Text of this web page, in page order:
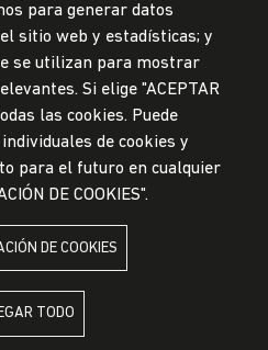
DE
AFILIADA A
para generar datos
sitio web y estadísticas; y
se utilizan para mostrar
Si elige "ACEPTAR
las cookies. Puede
de cookies y
para el futuro en cualquier
DE COOKIES".
DE COOKIES
TODO